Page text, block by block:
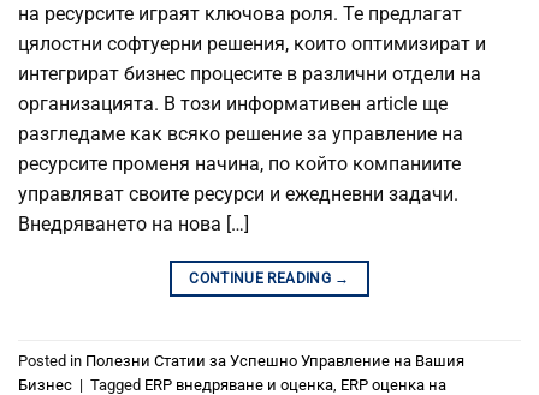
на ресурсите играят ключова роля. Те предлагат
цялостни софтуерни решения, които оптимизират и
интегрират бизнес процесите в различни отдели на
организацията. В този информативен article ще
разгледаме как всяко решение за управление на
ресурсите променя начина, по който компаниите
управляват своите ресурси и ежедневни задачи.
Внедряването на нова […]
CONTINUE READING →
Posted in Полезни Статии за Успешно Управление на Вашия
Бизнес | Tagged ERP внедряване и оценка ERP оценка на